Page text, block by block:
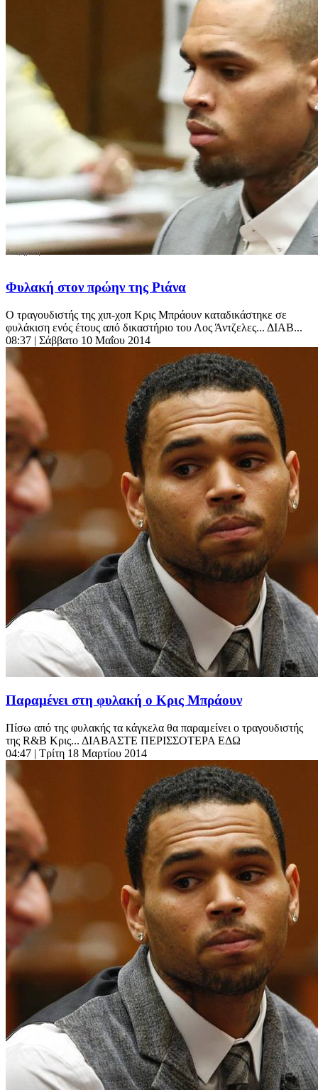
Φυλακή στον πρώην της Ριάνα
Ο τραγουδιστής της χιπ-χοπ Κρις Μπράουν καταδικάστηκε σε
φυλάκιση ενός έτους από δικαστήριο του Λος Άντζελες... ΔΙΑΒ...
08:37 | Σάββατο 10 Μαΐου 2014
Παραμένει στη φυλακή ο Κρις Μπράουν
Πίσω από της φυλακής τα κάγκελα θα παραμείνει ο τραγουδιστής
της R&B Κρις... ΔΙΑΒΑΣΤΕ ΠΕΡΙΣΣΟΤΕΡΑ ΕΔΩ
04:47 | Τρίτη 18 Μαρτίου 2014